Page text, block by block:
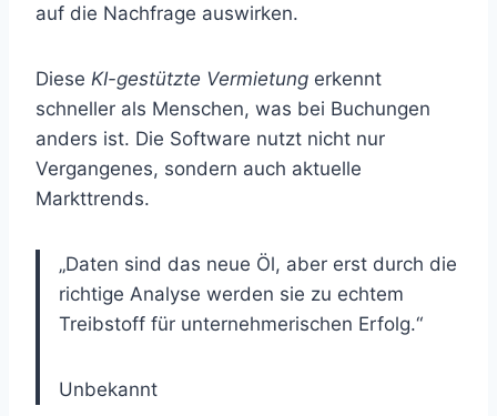
auf die Nachfrage auswirken.
Diese KI-gestützte Vermietung erkennt
schneller als Menschen, was bei Buchungen
anders ist. Die Software nutzt nicht nur
Vergangenes, sondern auch aktuelle
Markttrends.
„Daten sind das neue Öl, aber erst durch die
richtige Analyse werden sie zu echtem
Treibstoff für unternehmerischen Erfolg.“
Unbekannt